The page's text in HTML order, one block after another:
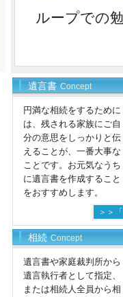
ループでの
遺言書 Concept
円満な相続をするために
は、残される家族にご自
分の意思をしっかりと伝
えることが、一番大事な
ことです。お元気なうち
に遺言書を作成すること
をおすすめします。
＞＞
相続 Concept
遺言書や家庭裁判所から
遺言執行者として指定、
または相続人全員から相